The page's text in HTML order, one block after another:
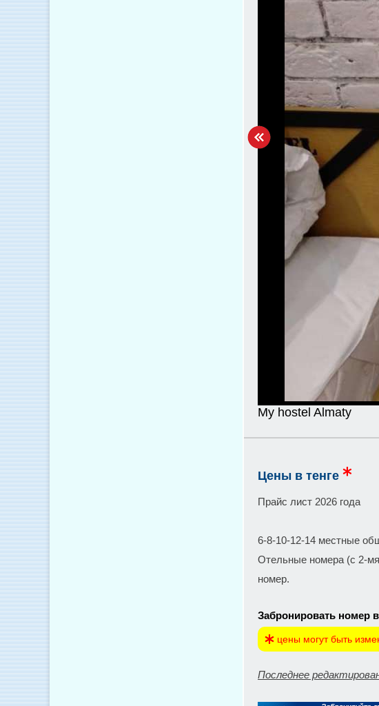
My hostel Almaty
Цены в тенге
Прайс лист 2026 года
6-8-10-12-14 местные
Отельные номера (с 2-
номер.
Забронировать номер
цены могут быть
Последнее